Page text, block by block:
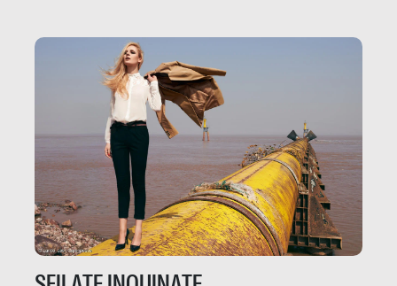
trae un guadagno. In questo reportage vediamo
quale e come.